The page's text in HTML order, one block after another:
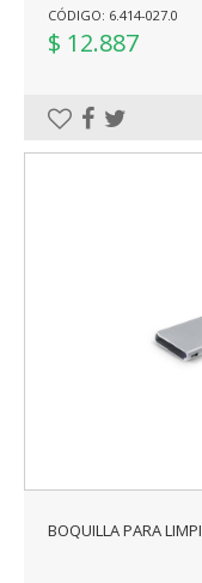
CÓDIGO: 6.414-027.0
$ 12.887
BOQUILLA PARA